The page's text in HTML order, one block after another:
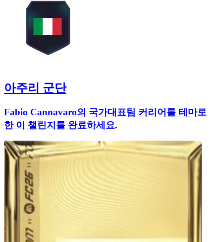
아주리 군단
Fabio Cannavaro의 국가대표팀 커리어를 테마로
한 이 챌린지를 완료하세요.